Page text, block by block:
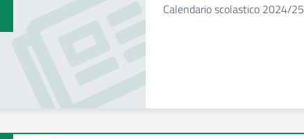
Calendario scolastico 2024/25